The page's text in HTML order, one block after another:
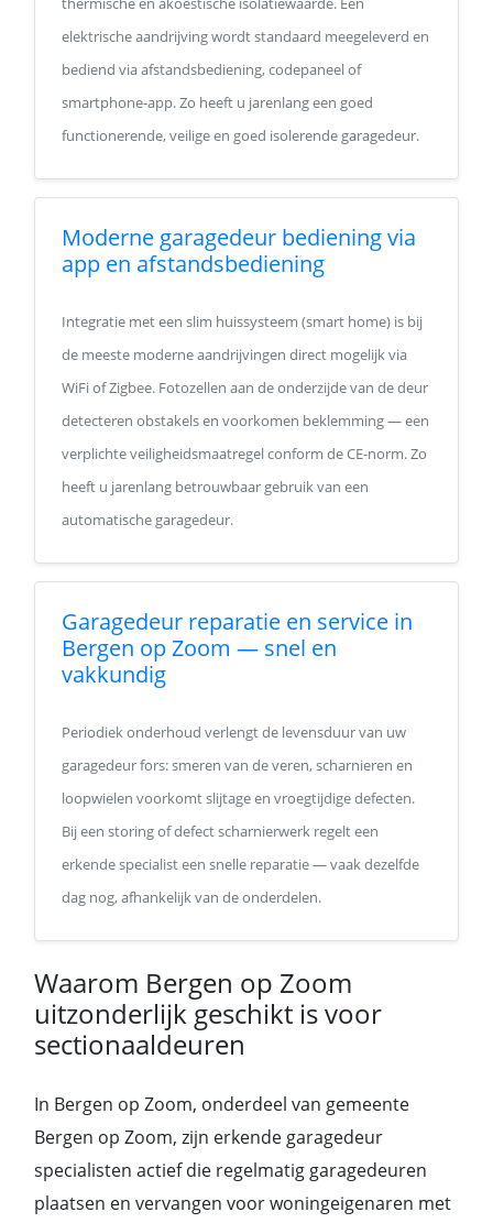
elektrische aandrijving wordt standaard meegeleverd en
bediend via afstandsbediening, codepaneel of
smartphone-app. Zo heeft u jarenlang een goed
functionerende, veilige en goed isolerende garagedeur.
Moderne garagedeur bediening via
app en afstandsbediening
Integratie met een slim huissysteem (smart home) is bij
de meeste moderne aandrijvingen direct mogelijk via
WiFi of Zigbee. Fotozellen aan de onderzijde van de deur
detecteren obstakels en voorkomen beklemming — een
verplichte veiligheidsmaatregel conform de CE-norm. Zo
heeft u jarenlang betrouwbaar gebruik van een
automatische garagedeur.
Garagedeur reparatie en service in
Bergen op Zoom — snel en
vakkundig
Periodiek onderhoud verlengt de levensduur van uw
garagedeur fors: smeren van de veren, scharnieren en
loopwielen voorkomt slijtage en vroegtijdige defecten.
Bij een storing of defect scharnierwerk regelt een
erkende specialist een snelle reparatie — vaak dezelfde
dag nog, afhankelijk van de onderdelen.
Waarom Bergen op Zoom
uitzonderlijk geschikt is voor
sectionaaldeuren
In Bergen op Zoom, onderdeel van gemeente
Bergen op Zoom, zijn erkende garagedeur
specialisten actief die regelmatig garagedeuren
plaatsen en vervangen voor woningeigenaren met